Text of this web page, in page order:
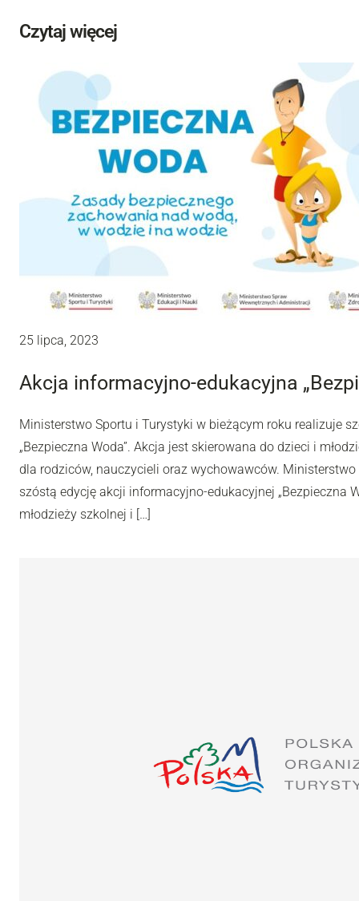
Czytaj więcej
25 lipca, 2023
Akcja informacyjno-edukacyjna
Ministerstwo Sportu i Turystyki w bieżącym roku realizuje
„Bezpieczna Woda”. Akcja jest skierowana do dzieci i
dla rodziców, nauczycieli oraz wychowawców.
szóstą edycję akcji informacyjno-edukacyjnej „Bezpieczna
młodzieży szkolnej i […]